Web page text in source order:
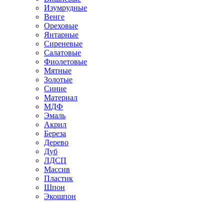
Изумрудные
Венге
Ореховые
Янтарные
Сиреневые
Салатовые
Фиолетовые
Мятные
Золотые
Синие
Материал
МДФ
Эмаль
Акрил
Береза
Дерево
Дуб
ЛДСП
Массив
Пластик
Шпон
Экошпон